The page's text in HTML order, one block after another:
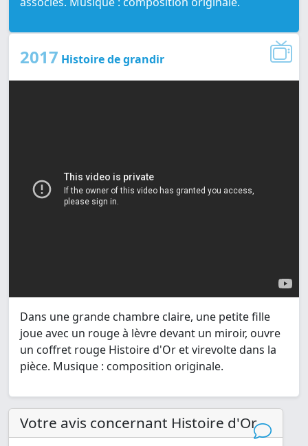
2017 Histoire de grandir
Dans une grande chambre claire, une petite fille
joue avec un rouge à lèvre devant un miroir, ouvre
un coffret rouge Histoire d'Or et virevolte dans la
pièce. Musique : composition originale.
Votre avis concernant Histoire d'Or